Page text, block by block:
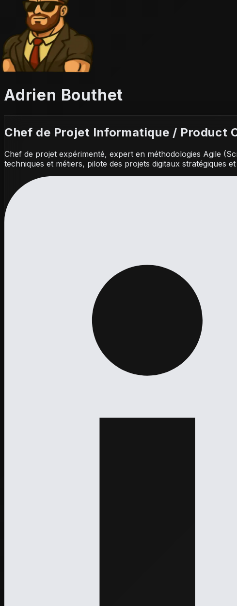
Adrien Bouthet
Chef de Projet Informatique / Product
Chef de projet expérimenté, expert en méthodologies Agile
techniques et métiers, pilote des projets digitaux stratégiques